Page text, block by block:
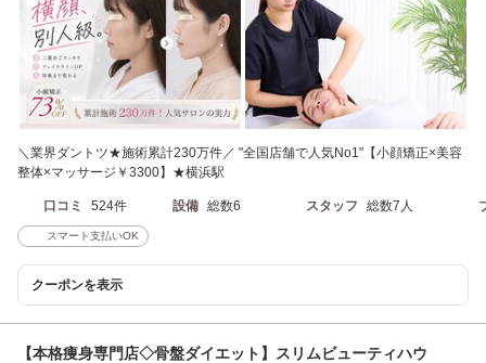
＼業界ダントツ★施術累計230万件／ "全国店舗で人気No1"【小顔矯正×美容
整体×マッサージ￥3300】★横浜駅
口コミ 524件 設備 総数6 スタッフ 総数7人
スマート支払いOK
クーポンを表示
【本格痩身専門店◇骨盤ダイエット】スリムビューティハウ